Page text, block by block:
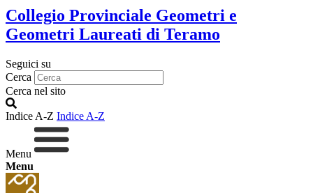
Collegio Provinciale Geometri e
Geometri Laureati di Teramo
Seguici su
Cerca
Cerca nel sito
Indice A-Z Indice A-Z
Menu
Menu